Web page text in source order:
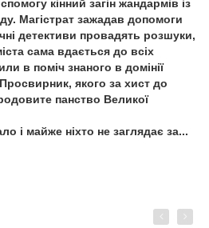
кінний загін жандармів із
Магістрат зажадав допомоги
детективи провадять розшуки,
сама вдається до всіх
в поміч знаного в домінії
якого за хист до
панство Великої
і майже ніхто не заглядає за...
Previous
Next